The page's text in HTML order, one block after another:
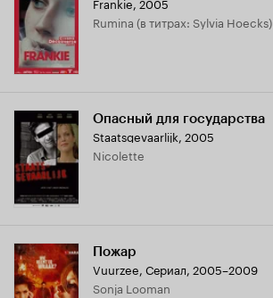
Rumina (в титрах: Sylvia Hoecks)
Опасный для государства
Staatsgevaarlijk, 2005
Nicolette
Пожар
Vuurzee, Сериал, 2005–2009
Sonja Looman